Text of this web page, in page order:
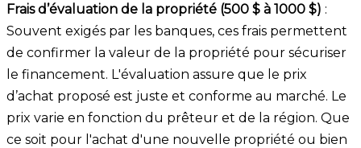
Frais d’évaluation de la propriété (500 $ à 1000 $) :
Souvent exigés par les banques, ces frais permettent
de confirmer la valeur de la propriété pour sécuriser
le financement. L'évaluation assure que le prix
d’achat proposé est juste et conforme au marché. Le
prix varie en fonction du prêteur et de la région. Que
ce soit pour l'achat d'une nouvelle propriété ou bien